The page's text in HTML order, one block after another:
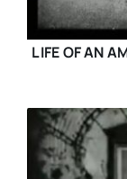
LIFE OF AN